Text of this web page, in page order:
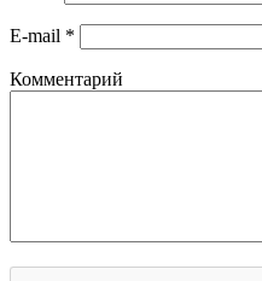
E-mail *
Комментарий